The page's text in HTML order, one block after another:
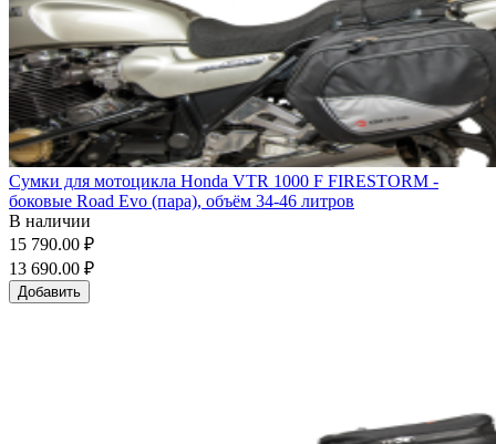
Сумки для мотоцикла Honda VTR 1000 F FIRESTORM -
боковые Road Evo (пара), объём 34-46 литров
В наличии
15 790.00 ₽
13 690.00 ₽
Добавить